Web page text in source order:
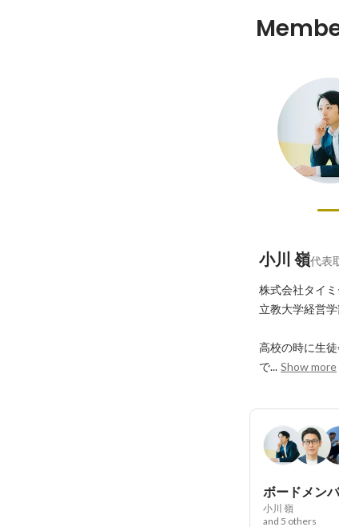
小川 嶺代表
株式会社タイ
立教大学経営
高校の時に生
で... Show more
ボードメン
小川 嶺
and 5 others